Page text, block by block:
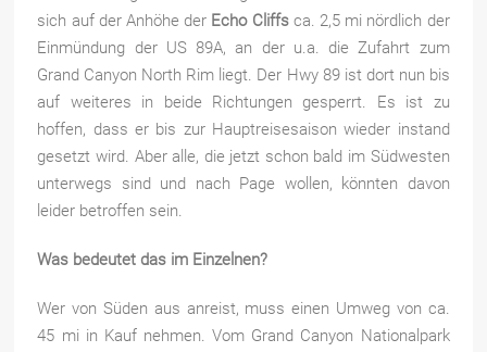
sich auf der Anhöhe der Echo Cliffsca. 2,5 mi nördlich der
Einmündung der US 89A, an der u.a. die Zufahrt zum
Grand Canyon North Rim liegt. Der Hwy 89 ist dort nun bis
auf weiteres in beide Richtungen gesperrt. Es ist zu
hoffen, dass er bis zur Hauptreisesaison wieder instand
gesetzt wird. Aber alle, die jetzt schon bald im Südwesten
unterwegs sind und nach Page wollen, könnten davon
leider betroffen sein.
Was bedeutet das im Einzelnen?
Wer von Süden aus anreist, muss einen Umweg von ca.
45 mi in Kauf nehmen. Vom Grand Canyon Nationalpark